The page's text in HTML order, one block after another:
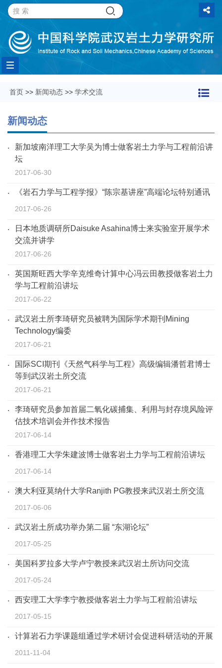
Toggle
navigation
首页 >> 新闻动态 >> 学术交流
新闻动态
新加坡南洋理工大学吴为博士做客岩土力学与工程前沿讲
坛
2017-06-30
《岩石力学与工程学报》“陈宗基讲座”高端论坛特别通讯
2017-06-26
日本地质调研所Daisuke Asahina博士来实验室开展学术
交流并讲学
2017-06-26
英国斯旺西大学辛克维奇计算中心冯云田教授做客岩土力
学与工程前沿讲坛
2017-06-22
武汉岩土所李琦研究员被聘为国际学术期刊Mining
Technology编委
2017-06-21
国际SCI期刊《天然气科学与工程》高级编辑潘哲君博士
等到武汉岩土所交流
2017-06-21
李琦研究员参加首届二氧化碳捕集、利用与封存境风险评
估技术培训会并作技术报告
2017-06-14
香港理工大学朱建波博士做客岩土力学与工程前沿讲坛
2017-06-14
澳大利亚莫纳什大学Ranjith PG教授来武汉岩土所交流
2017-06-06
武汉岩土所成功举办第二届 “东湖论坛”
2017-05-25
美国科罗拉多大学卢宁教授来武汉岩土所访问交流
2017-05-24
西安理工大学李宁教授做客岩土力学与工程前沿讲坛
2017-05-15
计算岩石力学课题组通过学术研讨会促进科研活动的开展
2011-11-04